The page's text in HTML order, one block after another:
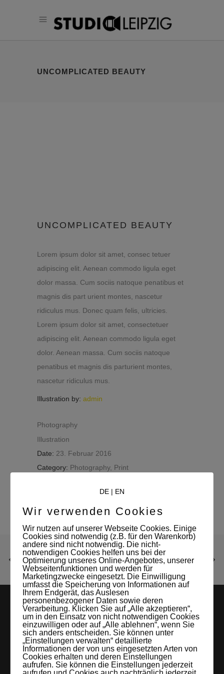
UNCOMPLICATED BEAUTY
UNCOMPLICATED BEAUTY
Lorem ipsum dolor sit amet, consec tetuer
adipiscing elit. Aenean commodo ligula eget
dolor massa. Cum sociis natoque penatibus et
magnis dis part urient montes, nascetur
ridiculus mus. Donec quam felis, ultricies.
Lorem ipsum dolor sit amet, consectetuer
adipiscing elit. Aenean commodo ligula eget
dolor. Aenean massa. Cum sociis natoque
penatibus et magnis dis parturient montes,
nascetur ridiculus mus.
Illustration by: admin
Photography
Illustration
Date: 23. Februar 2016
Category: Photography, Print
LEIPZIGS MIETSTUDIO
DE| EN
Wir verwenden Cookies
Wir nutzen auf unserer Webseite Cookies. Einige
Cookies sind notwendig (z.B. für den Warenkorb)
andere sind nicht notwendig. Die nicht-
notwendigen Cookies helfen uns bei der
Optimierung unseres Online-Angebotes, unserer
Webseitenfunktionen und werden für
Marketingzwecke eingesetzt. Die Einwilligung
umfasst die Speicherung von Informationen auf
Ihrem Endgerät, das Auslesen
personenbezogener Daten sowie deren
Verarbeitung. Klicken Sie auf „Alle akzeptieren“,
um in den Einsatz von nicht notwendigen Cookies
einzuwilligen oder auf „Alle ablehnen“, wenn Sie
sich anders entscheiden. Sie können unter
„Einstellungen verwalten“ detaillierte
Informationen der von uns eingesetzten Arten von
Cookies erhalten und deren Einstellungen
aufrufen. Sie können die Einstellungen jederzeit